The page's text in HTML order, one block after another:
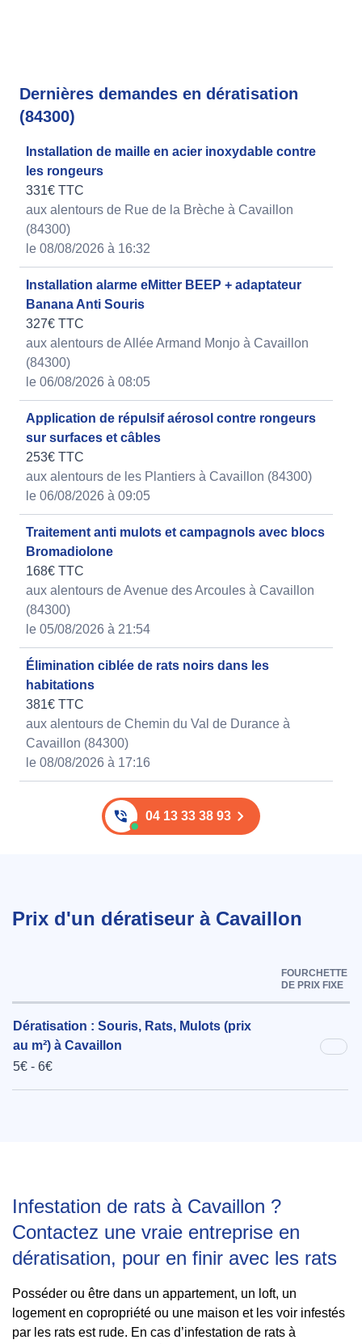
Dernières demandes en dératisation
(84300)
Installation de maille en acier inoxydable contre
les rongeurs
331€ TTC
aux alentours de Rue de la Brèche à Cavaillon
(84300)
le 08/08/2026 à 16:32
Installation alarme eMitter BEEP + adaptateur
Banana Anti Souris
327€ TTC
aux alentours de Allée Armand Monjo à Cavaillon
(84300)
le 06/08/2026 à 08:05
Application de répulsif aérosol contre rongeurs
sur surfaces et câbles
253€ TTC
aux alentours de les Plantiers à Cavaillon (84300)
le 06/08/2026 à 09:05
Traitement anti mulots et campagnols avec blocs
Bromadiolone
168€ TTC
aux alentours de Avenue des Arcoules à Cavaillon
(84300)
le 05/08/2026 à 21:54
Élimination ciblée de rats noirs dans les
habitations
381€ TTC
aux alentours de Chemin du Val de Durance à
Cavaillon (84300)
le 08/08/2026 à 17:16
04 13 33 38 93
Prix d'un dératiseur à Cavaillon
FOURCHETTE
DE PRIX FIXE
Dératisation : Souris, Rats, Mulots (prix
au m²) à Cavaillon
5€ - 6€
Infestation de rats à Cavaillon ?
Contactez une vraie entreprise en
dératisation, pour en finir avec les rats
Posséder ou être dans un appartement, un loft, un
logement en copropriété ou une maison et les voir infestés
par les rats est rude. En cas d’infestation de rats à